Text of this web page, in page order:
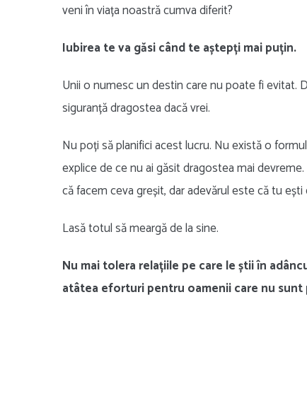
veni în viața noastră cumva diferit?
Iubirea te va găsi când te aștepți mai puțin.
Unii o numesc un destin care nu poate fi evitat.
siguranță dragostea dacă vrei.
Nu poți să planifici acest lucru. Nu există o
explice de ce nu ai găsit dragostea mai
că facem ceva greșit, dar adevărul este că tu
Lasă totul să meargă de la sine.
Nu mai tolera relațiile pe care le știi în
atâtea eforturi pentru oamenii care nu